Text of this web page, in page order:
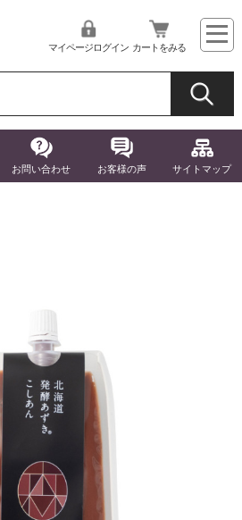
マイページログイン カートをみる
お問い合わせ お客様の声 サイトマップ